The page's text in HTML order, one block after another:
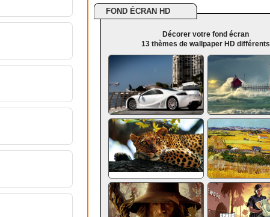
FOND ÉCRAN HD
Décorer votre fond écran
13 thèmes de wallpaper HD différents